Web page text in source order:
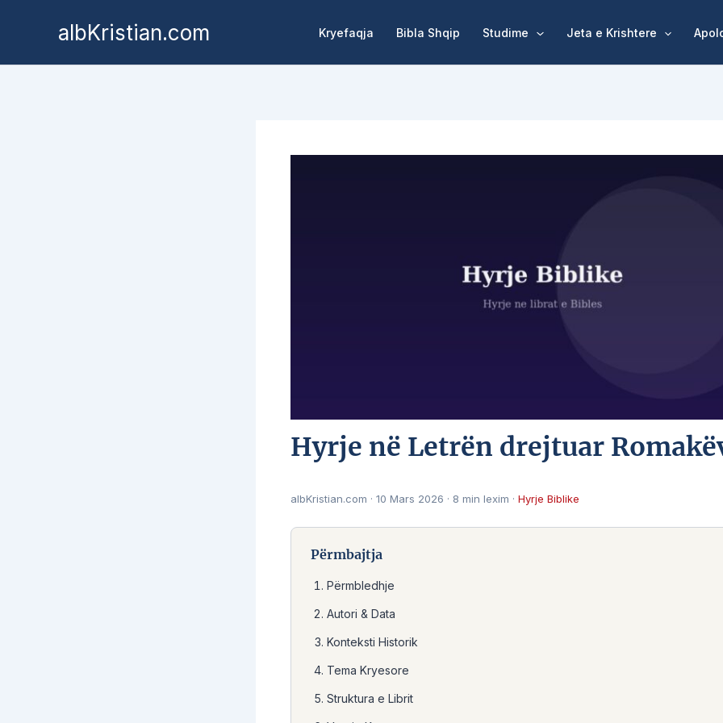
albKristian.com Kryefaqja Bibla Shqip Studime Jeta e Krishtere
Hyrje në Letrën drejtuar
albKristian.com · 10 Mars 2026 · 8 min lexim · Hyrje Biblike
Përmbajtja
Përmbledhje
Autori & Data
Konteksti Historik
Tema Kryesore
Struktura e Librit